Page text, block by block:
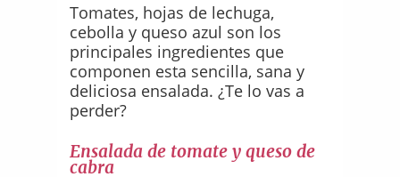
Tomates, hojas de lechuga,
cebolla y queso azul son los
principales ingredientes que
componen esta sencilla, sana y
deliciosa ensalada. ¿Te lo vas a
perder?
Ensalada de tomate y queso de
cabra